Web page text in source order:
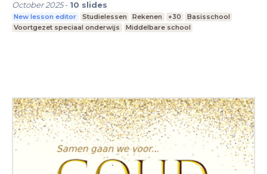
October 2025- 10 slides
New lesson editor Studielessen Rekenen +30
Basisschool
Voortgezet speciaal onderwijs
Middelbare school